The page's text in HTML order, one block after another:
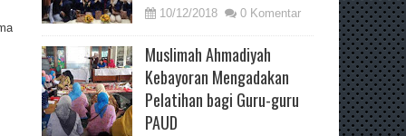
10/12/2018 0 Komentar
Muslimah Ahmadiyah
Kebayoran Mengadakan
Pelatihan bagi Guru-guru
PAUD